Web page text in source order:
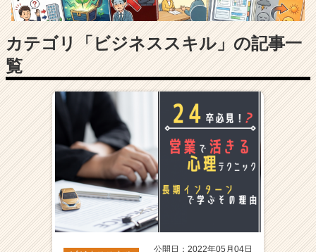
業
か
ら
ス
ウ
が
届
く
就
活
サ
イ
ト
チ
カテゴリ「ビジネススキル」の記事一
覧
公開日：2022年05月04日